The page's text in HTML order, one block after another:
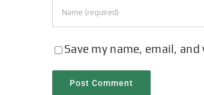
Save my name, email,